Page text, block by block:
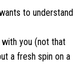
to understand
you (not that
a fresh spin on a